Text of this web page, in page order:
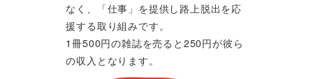
なく、「仕事」を提供し路上脱出を応
援する取り組みです。
1冊500円の雑誌を売ると250円が彼ら
の収入となります。